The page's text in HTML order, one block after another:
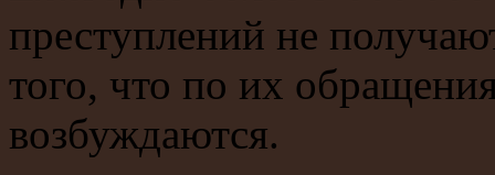
преступлений не
того, что по их
возбуждаются.